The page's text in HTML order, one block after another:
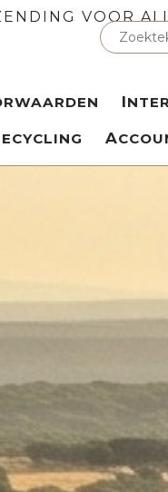
VOOR
RECYCLING